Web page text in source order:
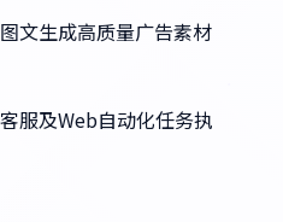
文生成高质量广告素材
服及Web自动化任务执